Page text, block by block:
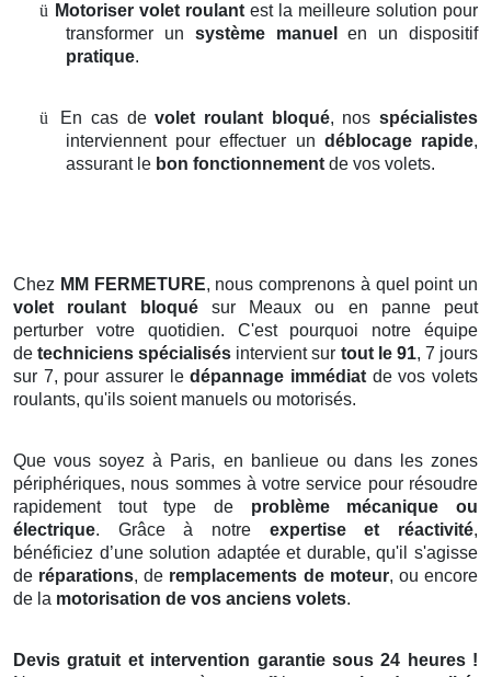
ü Motoriser volet roulantest la meilleure solution pour
transformer un système manuel
en un dispositif
pratique.
ü En cas devolet roulant bloqué, nosspécialistes
interviennent pour effectuer un déblocage rapide,
assurant le bon fonctionnementde vos volets.
Chez MM FERMETURE, nous comprenons à quel point un
volet roulant bloquésur Meaux ou en panne peut
perturber votre quotidien. C'est pourquoi notre équipe
detechniciens spécialisés intervient sur tout le 91, 7 jours
sur 7, pour assurer ledépannage immédiatde vos volets
roulants, qu'ils soient manuels ou motorisés.
Que vous soyez à Paris, en banlieue ou dans les zones
périphériques, nous sommes à votre service pour résoudre
rapidement tout type de problème mécanique ou
électrique. Grâce à notre expertise et réactivité,
bénéficiez d’une solution adaptée et durable, qu'il s'agisse
de réparations, de remplacements de moteur, ou encore
de la motorisation de vos anciens volets.
Devis gratuit et intervention garantie sous 24 heures !